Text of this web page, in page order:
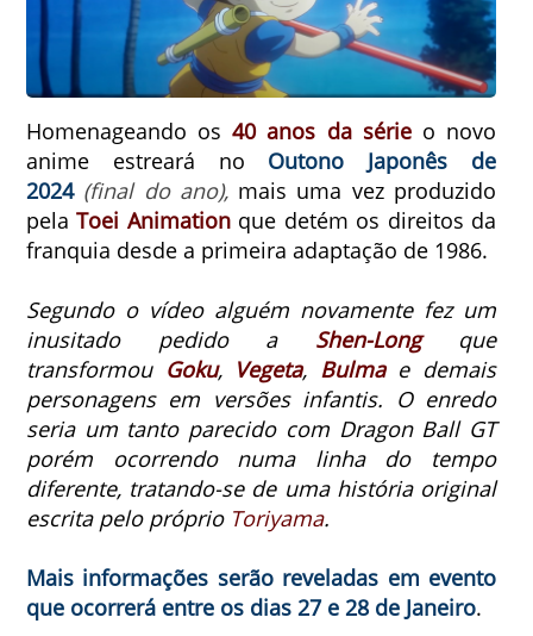
Homenageando os40 anos da sérieo novo
anime estreará no Outono Japonês de
2024 (final do ano),mais uma vez produzido
pelaToei Animationque detém os direitos da
franquia desde a primeira adaptação de 1986.
Segundo o vídeo alguém novamente fez um
inusitado pedido a Shen-Longque
transformou Goku, Vegeta, Bulmae demais
personagens em versões infantis. O enredo
seria um tanto parecido com Dragon Ball GT
porém ocorrendo numa linha do tempo
diferente, tratando-se de uma história original
escrita pelo próprio Toriyama.
Mais informações serão reveladas em evento
que ocorrerá entre os dias 27 e 28 de Janeiro.